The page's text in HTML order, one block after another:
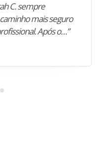
C. sempre
mais seguro
Após o…”